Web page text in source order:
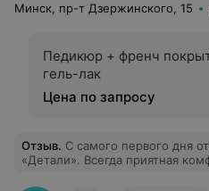
Минск, пр-т Дзержинского, 15
Педикюр + френч
гель-лак
Цена по запросу
Отзыв. С самого первого дня
«Детали». Всегда приятная